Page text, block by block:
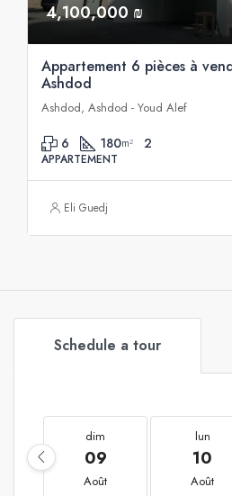
4,100,000 ₪
Appartement 6 pièces à
Ashdod
Ashdod, Ashdod - Youd Alef
6 180m² 2
APPARTEMENT
Eli Guedj
Schedule a tour
dim
09
Août
lun
10
Août